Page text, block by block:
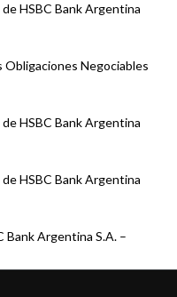
HSBC Bank Argentina
Obligaciones Negociables
HSBC Bank Argentina
HSBC Bank Argentina
Bank Argentina S.A. –